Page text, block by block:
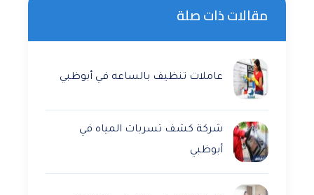
مقالات ذات صلة
عاملات تنظيف بالساعه في أبوظبي
شركة كشف تسربات المياه في
أبوظبي